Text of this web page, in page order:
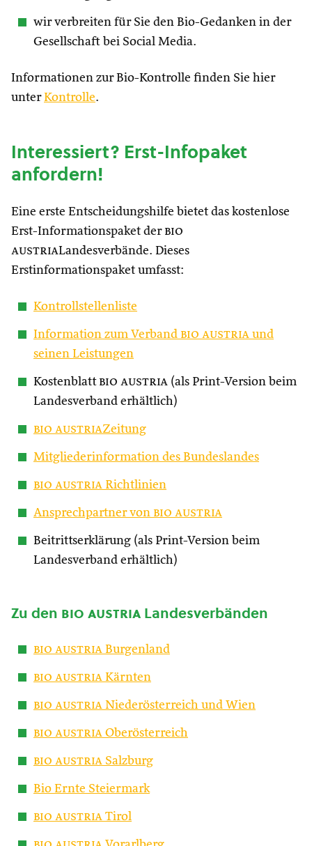
wir verbreiten für Sie den Bio-Gedanken in der
Gesellschaft bei Social Media.
Informationen zur Bio-Kontrolle finden Sie hier
unterKontrolle.
Interessiert? Erst-Infopaket
anfordern!
Eine erste Entscheidungshilfe bietet das kostenlose
Erst-Informationspaket der bio
austriaLandesverbände. Dieses
Erstinformationspaket umfasst:
Kontrollstellenliste
Information zum Verband bio austria und
seinen Leistungen
Kostenblatt bio austria (als Print-Version beim
Landesverband erhältlich)
bio austriaZeitung
Mitgliederinformation des Bundeslandes
bio austria Richtlinien
Ansprechpartner von bio austria
Beitrittserklärung (als Print-Version beim
Landesverband erhältlich)
Zu den bio austria Landesverbänden
bio austria Burgenland
bio austria Kärnten
bio austria Niederösterreich und Wien
bio austria Oberösterreich
bio austria Salzburg
Bio Ernte Steiermark
bio austria Tirol